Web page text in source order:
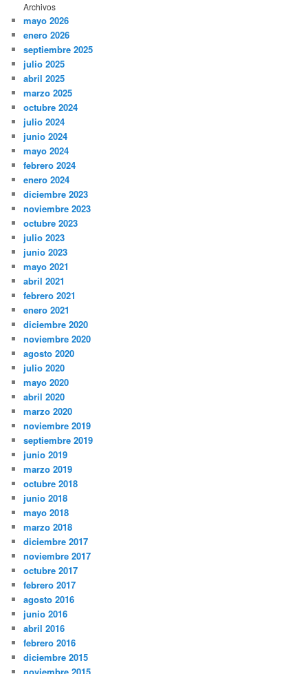
Archivos
mayo 2026
enero 2026
septiembre 2025
julio 2025
abril 2025
marzo 2025
octubre 2024
julio 2024
junio 2024
mayo 2024
febrero 2024
enero 2024
diciembre 2023
noviembre 2023
octubre 2023
julio 2023
junio 2023
mayo 2021
abril 2021
febrero 2021
enero 2021
diciembre 2020
noviembre 2020
agosto 2020
julio 2020
mayo 2020
abril 2020
marzo 2020
noviembre 2019
septiembre 2019
junio 2019
marzo 2019
octubre 2018
junio 2018
mayo 2018
marzo 2018
diciembre 2017
noviembre 2017
octubre 2017
febrero 2017
agosto 2016
junio 2016
abril 2016
febrero 2016
diciembre 2015